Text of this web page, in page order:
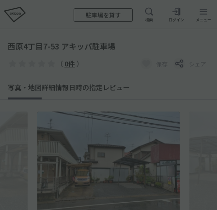
駐車場を貸す
検索 ログイン メニュー
西原4丁目7-53 アキッパ駐車場
（ 0件 ） 保存 シェア
写真・地図詳細情報日時の指定 レビュー